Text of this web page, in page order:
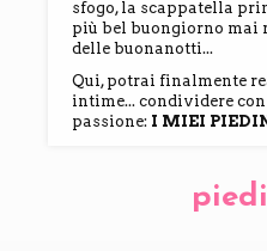
sfogo, la scappatella
più bel buongiorno mai
delle buonanotti...
Qui, potrai finalmente
intime... condividere
passione: I MIEI